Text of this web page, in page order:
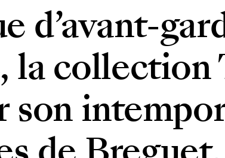
d’avant-
la
son